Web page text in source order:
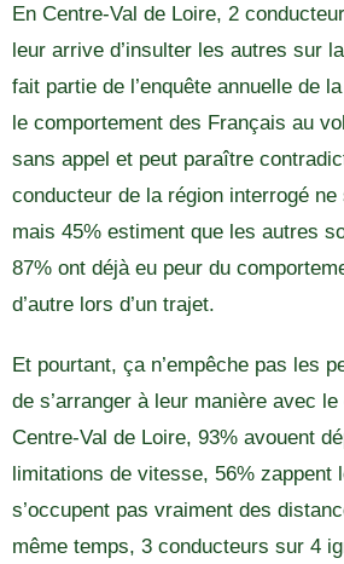
En Centre-Val de Loire, 2
leur arrive d’insulter les autres sur
fait partie de l’enquête annuelle de
le comportement des Français au
sans appel et peut paraître
conducteur de la région interrogé
mais 45% estiment que les autres
87% ont déjà eu peur du
d’autre lors d’un trajet.
Et pourtant, ça n’empêche pas les
de s’arranger à leur manière avec
Centre-Val de Loire, 93% avouent
limitations de vitesse, 56% zappent
s’occupent pas vraiment des
même temps, 3 conducteurs sur 4